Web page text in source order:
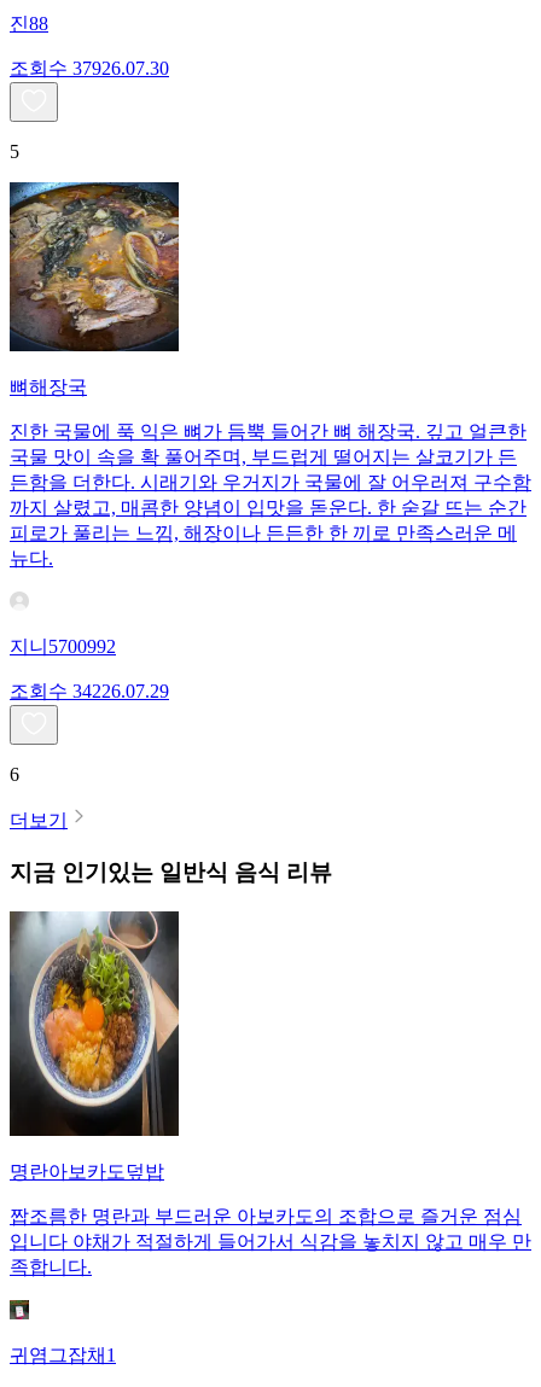
진88
조회수 37926.07.30
5
뼈해장국
진한 국물에 푹 익은 뼈가 듬뿍 들어간 뼈 해장국. 깊고 얼큰한
국물 맛이 속을 확 풀어주며, 부드럽게 떨어지는 살코기가 든
든함을 더한다. 시래기와 우거지가 국물에 잘 어우러져 구수함
까지 살렸고, 매콤한 양념이 입맛을 돋운다. 한 숟갈 뜨는 순간
피로가 풀리는 느낌, 해장이나 든든한 한 끼로 만족스러운 메
뉴다.
지니5700992
조회수 34226.07.29
6
더보기
지금 인기있는 일반식 음식 리뷰
명란아보카도덮밥
짭조름한 명란과 부드러운 아보카도의 조합으로 즐거운 점심
입니다 야채가 적절하게 들어가서 식감을 놓치지 않고 매우 만
족합니다.
귀염그잡채1